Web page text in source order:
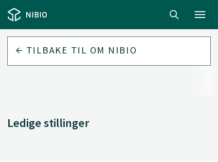
TILBAKE TIL OM NIBIO
Ledige stillinger